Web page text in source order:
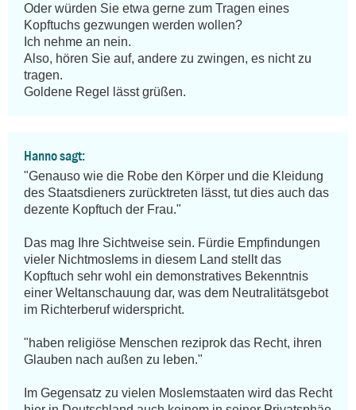
Oder würden Sie etwa gerne zum Tragen eines
Kopftuchs gezwungen werden wollen?
Ich nehme an nein.
Also, hören Sie auf, andere zu zwingen, es nicht zu
tragen.
Goldene Regel lässt grüßen.
Hanno sagt:
"Genauso wie die Robe den Körper und die Kleidung
des Staatsdieners zurücktreten lässt, tut dies auch das
dezente Kopftuch der Frau."
Das mag Ihre Sichtweise sein. Fürdie Empfindungen
vieler Nichtmoslems in diesem Land stellt das
Kopftuch sehr wohl ein demonstratives Bekenntnis
einer Weltanschauung dar, was dem Neutralitätsgebot
im Richterberuf widerspricht.
"haben religiöse Menschen reziprok das Recht, ihren
Glauben nach außen zu leben."
Im Gegensatz zu vielen Moslemstaaten wird das Recht